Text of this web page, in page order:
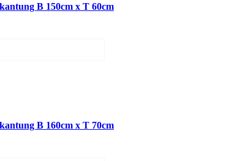
B 150cm x T 60cm
B 160cm x T 70cm